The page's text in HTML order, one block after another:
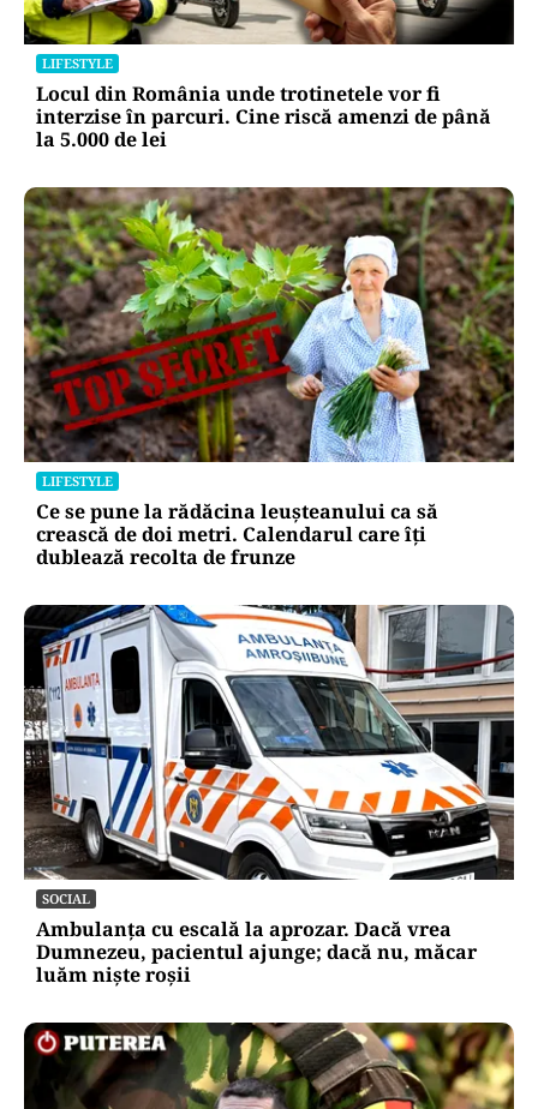
LIFESTYLE
Locul din România unde trotinetele vor fi
interzise în parcuri. Cine riscă amenzi de până
la 5.000 de lei
LIFESTYLE
Ce se pune la rădăcina leușteanului ca să
crească de doi metri. Calendarul care îți
dublează recolta de frunze
SOCIAL
Ambulanța cu escală la aprozar. Dacă vrea
Dumnezeu, pacientul ajunge; dacă nu, măcar
luăm niște roșii